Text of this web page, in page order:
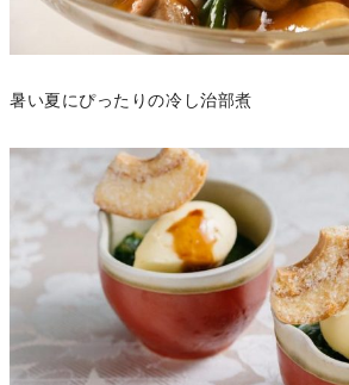
暑い夏にぴったりの冷し治部煮